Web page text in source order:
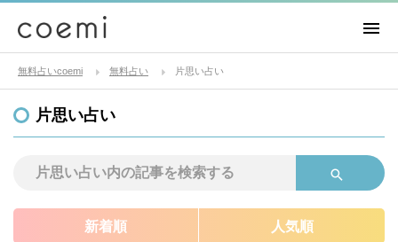
無料占いcoemi 無料占い 片思い占い
片思い占い
新着順 人気順